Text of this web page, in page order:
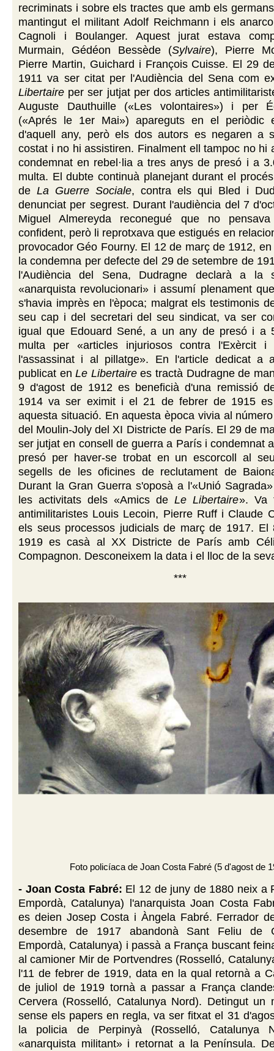
recriminats i sobre els tractes que amb els
mantingut el militant Adolf Reichmann i els
Cagnoli i Boulanger. Aquest jurat estava
Murmain, Gédéon Bessède (Sylvaire), Pierre
Pierre Martin, Guichard i François Cuisse. El 29
1911 va ser citat per l'Audiència del Sena com
Libertaire per ser jutjat per dos articles
Auguste Dauthuille («Les volontaires») i per
(«Aprés le 1er Mai») apareguts en el periòdic
d'aquell any, però els dos autors es negaren a
costat i no hi assistiren. Finalment ell tampoc no hi
condemnat en rebel·lia a tres anys de presó i a
multa. El dubte continuà planejant durant el
de La Guerre Sociale, contra els qui Bled i
denunciat per segrest. Durant l'audiència del 7
Miguel Almereyda reconegué que no
confident, però li reprotxava que estigués en
provocador Géo Fourny. El 12 de març de 1912, en
la condemna per defecte del 29 de setembre de
l'Audiència del Sena, Dudragne declarà a la
«anarquista revolucionari» i assumí plenament
s'havia imprès en l'època; malgrat els testimonis
seu cap i del secretari del seu sindicat, va ser
igual que Edouard Sené, a un any de presó i a
multa per «articles injuriosos contra l'Exèrcit i
l'assassinat i al pillatge». En l'article dedicat a
publicat enLe Libertairees tractà Dudragne de
9 d'agost de 1912 es beneficià d'una remissió
1914 va ser eximit i el 21 de febrer de 1915
aquesta situació. En aquesta època vivia al
del Moulin-Joly del XI Districte de París. El 29 de
ser jutjat en consell de guerra a París i condemnat
presó per haver-se trobat en un escorcoll al
segells de les oficines de reclutament de
Durant la Gran Guerra s'oposà a l'«Unió
les activitats dels «Amics deLe Libertaire». Va
antimilitaristes Louis Lecoin, Pierre Ruff i Claude
els seus processos judicials de març de 1917. El
1919 es casà al XX Districte de París amb
Compagnon. Desconeixem la data i el lloc de la
***
Foto policíaca de Joan Costa Fabré (5 d'agost de
- Joan Costa Fabré: El 12 de juny de 1880 neix a
Empordà, Catalunya) l'anarquista Joan Costa
es deien Josep Costa i Àngela Fabré. Ferrador
desembre de 1917 abandonà Sant Feliu de
Empordà, Catalunya) i passà a França buscant
al camioner Mir de Portvendres (Rosselló,
l'11 de febrer de 1919, data en la qual retornà a
de juliol de 1919 tornà a passar a França
Cervera (Rosselló, Catalunya Nord). Detingut un
sense els papers en regla, va ser fitxat el 31
la policia de Perpinyà (Rosselló, Catalunya
«anarquista militant» i retornat a la Península.